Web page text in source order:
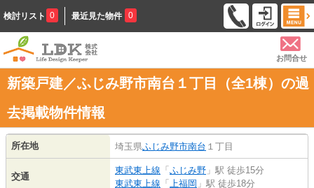
検討リスト 0 最近見た物件 0
お問合せ
新築戸建／ふじみ野市南台１丁目（全1棟）の過
去掲載物件情報
所在地 埼玉県ふじみ野市南台 １丁目
交通
東武東上線 「 ふじみ野 」駅 徒歩15分
東武東上線 「 上福岡 」駅 徒歩18分